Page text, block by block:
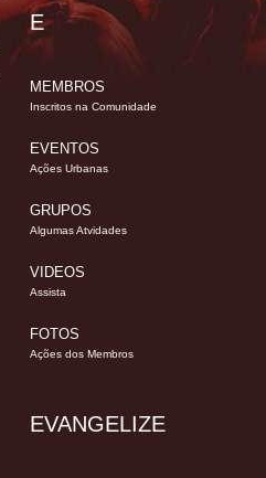
E
MEMBROS
Inscritos na Comunidade
EVENTOS
Ações Urbanas
GRUPOS
Algumas Atvidades
VIDEOS
Assista
FOTOS
Ações dos Membros
EVANGELIZE